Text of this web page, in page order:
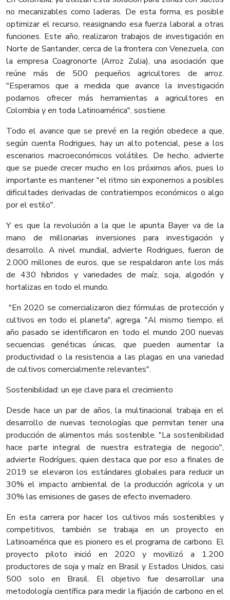
no mecanizables como laderas. De esta forma, es posible
optimizar el recurso, reasignando esa fuerza laboral a otras
funciones. Este año, realizaron trabajos de investigación en
Norte de Santander, cerca de la frontera con Venezuela, con
la empresa Coagronorte (Arroz Zulia), una asociación que
reúne más de 500 pequeños agricultores de arroz.
"Esperamos que a medida que avance la investigación
podamos ofrecer más herramientas a agricultores en
Colombia y en toda Latinoamérica", sostiene.
Todo el avance que se prevé en la región obedece a que,
según cuenta Rodrigues, hay un alto potencial, pese a los
escenarios macroeconómicos volátiles. De hecho, advierte
que se puede crecer mucho en los próximos años, pues lo
importante es mantener "el ritmo sin exponernos a posibles
dificultades derivadas de contratiempos económicos o algo
por el estilo".
Y es que la revolución a la que le apunta Bayer va de la
mano de millonarias inversiones para investigación y
desarrollo. A nivel mundial, advierte Rodrigues, fueron de
2.000 millones de euros, que se respaldaron ante los más
de 430 híbridos y variedades de maíz, soja, algodón y
hortalizas en todo el mundo.
"En 2020 se comercializaron diez fórmulas de protección y
cultivos en todo el planeta", agrega. "Al mismo tiempo, el
año pasado se identificaron en todo el mundo 200 nuevas
secuencias genéticas únicas, que pueden aumentar la
productividad o la resistencia a las plagas en una variedad
de cultivos comercialmente relevantes".
Sostenibilidad: un eje clave para el crecimiento
Desde hace un par de años, la multinacional trabaja en el
desarrollo de nuevas tecnologías que permitan tener una
producción de alimentos más sostenible. "La sostenibilidad
hace parte integral de nuestra estrategia de negocio",
advierte Rodrígues, quien destaca que por eso a finales de
2019 se elevaron los estándares globales para reducir un
30% el impacto ambiental de la producción agrícola y un
30% las emisiones de gases de efecto invernadero.
En esta carrera por hacer los cultivos más sostenibles y
competitivos, también se trabaja en un proyecto en
Latinoamérica que es pionero es el programa de carbono. El
proyecto piloto inició en 2020 y movilizó a 1.200
productores de soja y maíz en Brasil y Estados Unidos, casi
500 solo en Brasil. El objetivo fue desarrollar una
metodología científica para medir la fijación de carbono en el